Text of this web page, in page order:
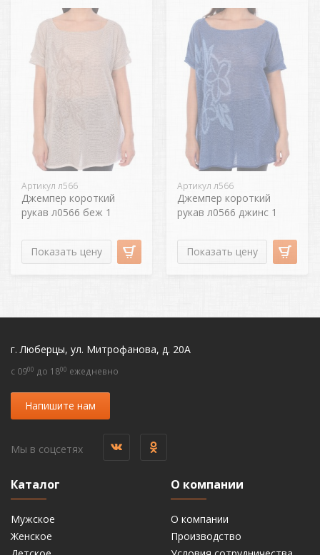
Артикул л566
Джемпер короткий
рукав л0566 беж 1
Показать цену
Артикул л566
Джемпер короткий
рукав л0566 джинс 1
Показать цену
г. Люберцы, ул. Митрофанова, д. 20А
c 0900 до 1800 ежедневно
Напишите нам
Мы в соцсетях
Каталог
Мужское
Женское
О компании
О компании
Производство